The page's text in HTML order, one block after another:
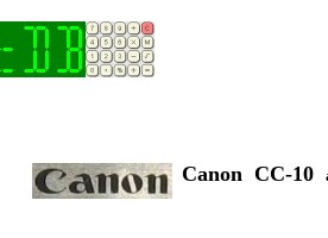
Canon CC-10